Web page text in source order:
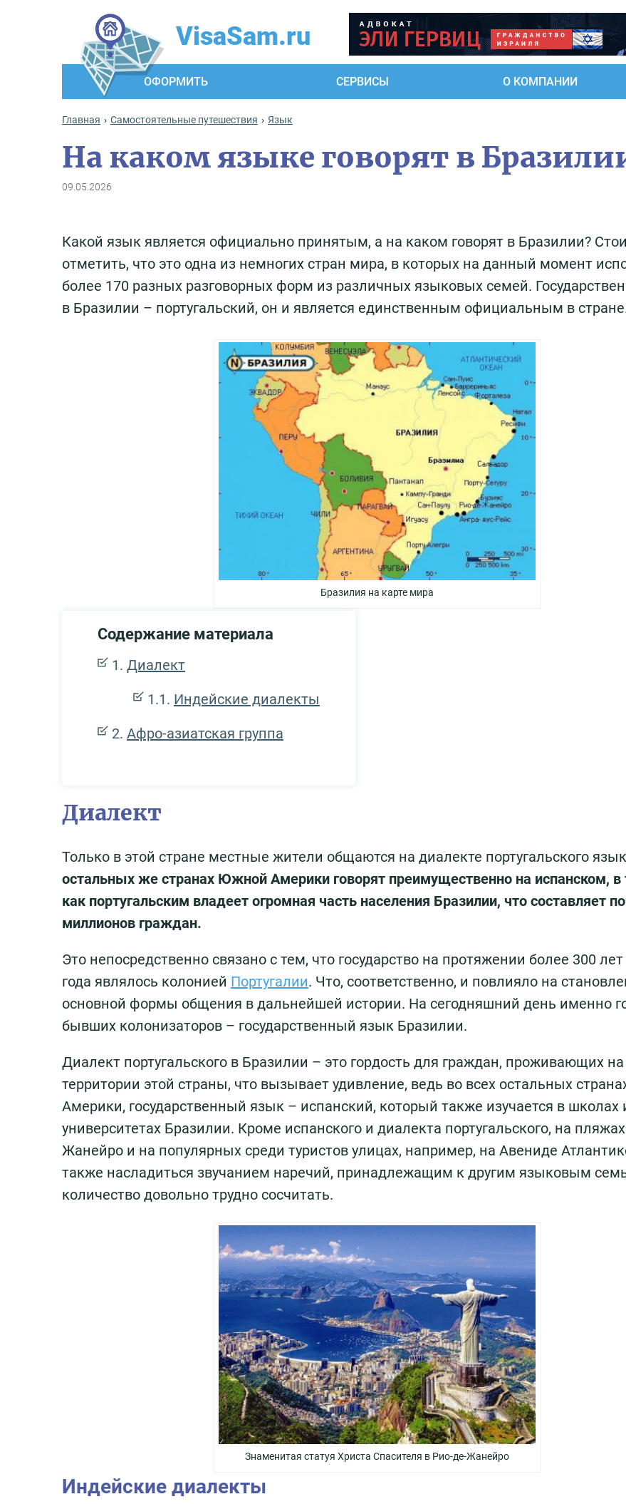
VisaSam.ru
ОФОРМИТЬ СЕРВИСЫ О КОМПАНИИ
Главная Самостоятельные путешествия Язык
На каком языке говорят в
09.05.2026
Какой язык является официально принятым, а на каком говорят в Бразилии?
отметить, что это одна из немногих стран мира, в которых на данный момент
более 170 разных разговорных форм из различных языковых семей.
в Бразилии – португальский, он и является единственным официальным в
Бразилия на карте мира
Содержание материала
Диалект
Индейские диалекты
Афро-азиатская группа
Диалект
Только в этой стране местные жители общаются на диалекте португальского
остальных же странах Южной Америки говорят преимущественно на испанском, в
как португальским владеет огромная часть населения Бразилии, что составляет
миллионов граждан.
Это непосредственно связано с тем, что государство на протяжении более 300
года являлось колонией Португалии. Что, соответственно, и повлияло на
основной формы общения в дальнейшей истории. На сегодняшний день именно
бывших колонизаторов – государственный язык Бразилии.
Диалект португальского в Бразилии – это гордость для граждан, проживающих на
территории этой страны, что вызывает удивление, ведь во всех остальных
Америки, государственный язык – испанский, который также изучается в школах
университетах Бразилии. Кроме испанского и диалекта португальского, на
Жанейро и на популярных среди туристов улицах, например, на Авениде
также насладиться звучанием наречий, принадлежащим к другим языковым
количество довольно трудно сосчитать.
Знаменитая статуя Христа Спасителя в Рио-де-Жанейро
Индейские диалекты